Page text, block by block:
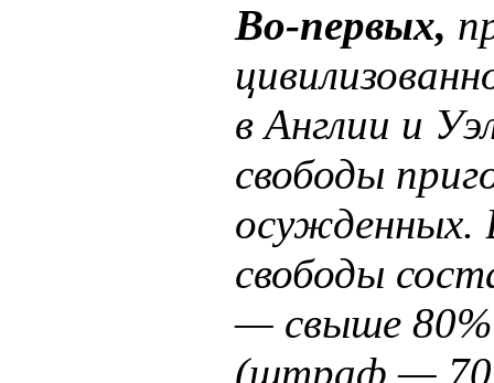
Во-первых,
в Англии и
свободы
осужденных.
свободы
— свыше 80%
(штраф —